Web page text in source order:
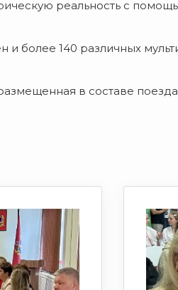
реальность с
и более 140 различных
в составе